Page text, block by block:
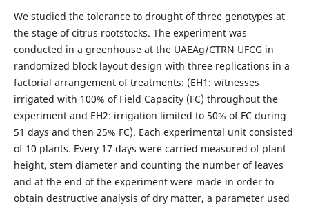
We studied the tolerance to drought of three genotypes at
the stage of citrus rootstocks. The experiment was
conducted in a greenhouse at the UAEAg/CTRN UFCG in
randomized block layout design with three replications in a
factorial arrangement of treatments: (EH1: witnesses
irrigated with 100% of Field Capacity (FC) throughout the
experiment and EH2: irrigation limited to 50% of FC during
51 days and then 25% FC). Each experimental unit consisted
of 10 plants. Every 17 days were carried measured of plant
height, stem diameter and counting the number of leaves
and at the end of the experiment were made in order to
obtain destructive analysis of dry matter, a parameter used